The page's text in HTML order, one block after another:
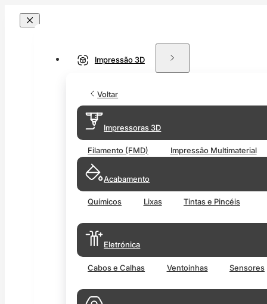
Impressão 3D
Voltar
Impressoras 3D
Filamento (FMD) Impressão Multimaterial
Acabamento
Químicos Lixas Tintas e Pincéis
Eletrónica
Cabos e Calhas Ventoinhas Sensores